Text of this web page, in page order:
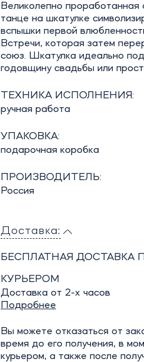
Великолепно проработанная
танце на шкатулке
вспышки первой
Встречи, которая затем
союз. Шкатулка идеально
годовщину свадьбы или
ТЕХНИКА ИСПОЛНЕНИЯ:
ручная работа
УПАКОВКА:
подарочная коробка
ПРОИЗВОДИТЕЛЬ:
Россия
Доставка:
БЕСПЛАТНАЯ ДОСТАВКА
КУРЬЕРОМ
Доставка от 2-х часов
Подробнее
Вы можете отказаться от
время до его получения, в
курьером, а также после